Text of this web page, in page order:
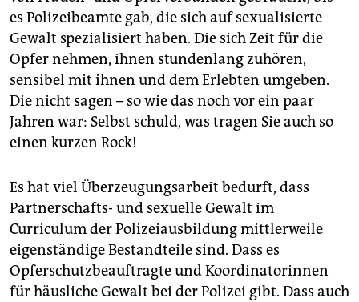
es Polizeibeamte gab, die sich auf sexualisierte
Gewalt spezialisiert haben. Die sich Zeit für die
Opfer nehmen, ihnen stundenlang zuhören,
sensibel mit ihnen und dem Erlebten umgeben.
Die nicht sagen – so wie das noch vor ein paar
Jahren war: Selbst schuld, was tragen Sie auch so
einen kurzen Rock!
Es hat viel Überzeugungsarbeit bedurft, dass
Partnerschafts- und sexuelle Gewalt im
Curriculum der Polizeiausbildung mittlerweile
eigenständige Bestandteile sind. Dass es
Opferschutzbeauftragte und Koordinatorinnen
für häusliche Gewalt bei der Polizei gibt. Dass auch